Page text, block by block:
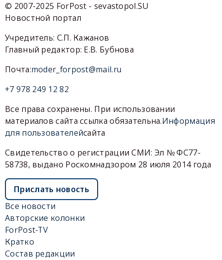
© 2007-2025 ForPost - sevastopol.SU
Новостной портал
Учредитель: С.П. Кажанов
Главный редактор: Е.В. Бубнова
Почта:moder_forpost@mail.ru
+7 978 249 12 82
Все права сохранены. При использовании
материалов сайта ссылка обязательна.Информация
для пользователейсайта
Свидетельство о регистрации СМИ: Эл № ФС77-
58738, выдано Роскомнадзором 28 июля 2014 года
Прислать новость
Все новости
Авторские колонки
ForPost-TV
Кратко
Состав редакции